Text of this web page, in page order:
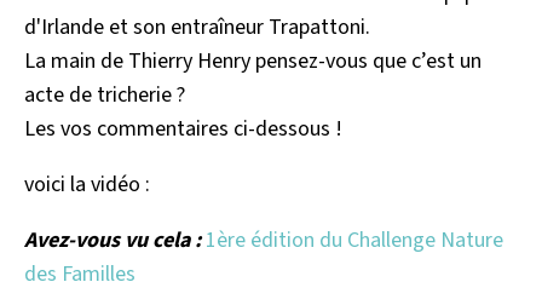
d'Irlande et son entraîneur Trapattoni.
La main de Thierry Henry pensez-vous que c’est un
acte de tricherie ?
Les vos commentaires ci-dessous !
voici la vidéo :
Avez-vous vu cela :1ère édition du Challenge Nature
des Familles